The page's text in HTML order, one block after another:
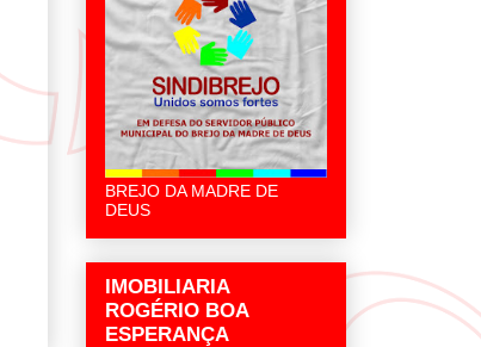
BREJO DA MADRE DE
DEUS
IMOBILIARIA
ROGÉRIO BOA
ESPERANÇA